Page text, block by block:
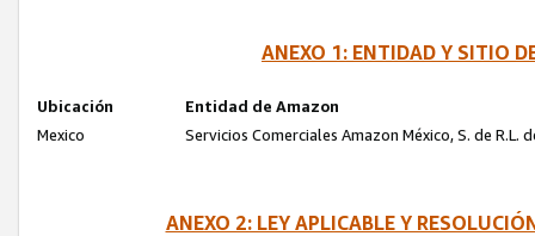
ANEXO 1: ENTIDAD Y SITIO
Ubicación
Entidad de Amazon
Mexico
Servicios Comerciales Amazon México, S. de R.L.
ANEXO 2: LEY APLICABLE Y